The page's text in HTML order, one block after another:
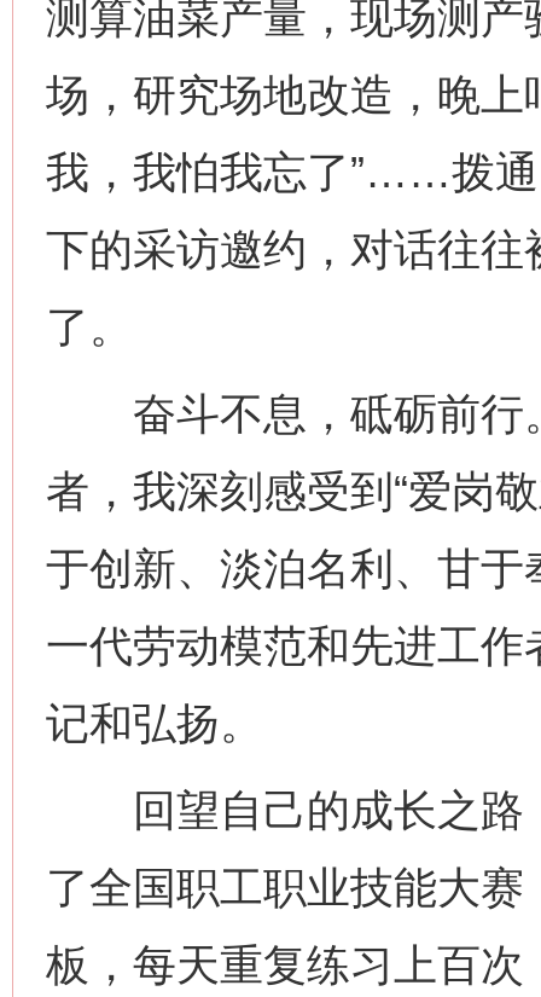
测算油菜产量，现场测产
场，研究场地改造，晚上
我，我怕我忘了”……拨
下的采访邀约，对话往
了。
奋斗不息，砥砺前行
者，我深刻感受到“爱岗
于创新、淡泊名利、甘于
一代劳动模范和先进工
记和弘扬。
回望自己的成长之路
了全国职工职业技能大
板，每天重复练习上百